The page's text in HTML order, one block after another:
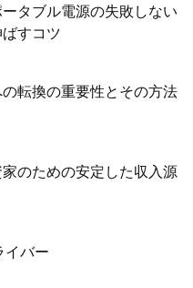
タブル電源の失敗しない
すコツ
転換の重要性とその方法
のための安定した収入源
イバー